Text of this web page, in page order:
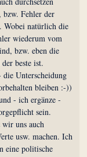
bzw. Fehler der
Wobei natürlich die
wiederum vom
bzw. eben die
beste ist.
Unterscheidung
bleiben :-))
- ich ergänze -
sein.
wir uns auch
usw. machen. Ich
eine politische